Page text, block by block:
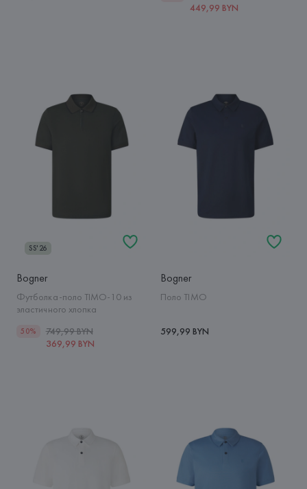
449,99 BYN
SS'26
Bogner
Футболка-поло TIMO-10 из
эластичного хлопка
50%
749,99 BYN
369,99 BYN
Bogner
Поло TIMO
599,99 BYN